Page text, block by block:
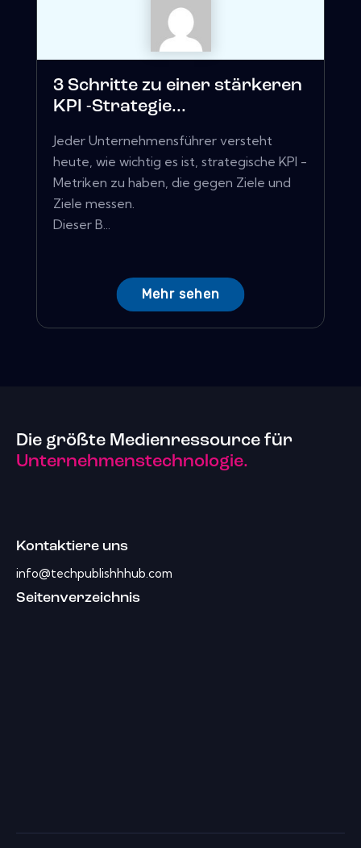
3 Schritte zu einer stärkeren
KPI -Strategie...
Jeder Unternehmensführer versteht
heute, wie wichtig es ist, strategische KPI -
Metriken zu haben, die gegen Ziele und
Ziele messen.
Dieser B...
Mehr sehen
Die größte Medienressource für
Unternehmenstechnologie.
Kontaktiere uns
info@techpublishhhub.com
Seitenverzeichnis